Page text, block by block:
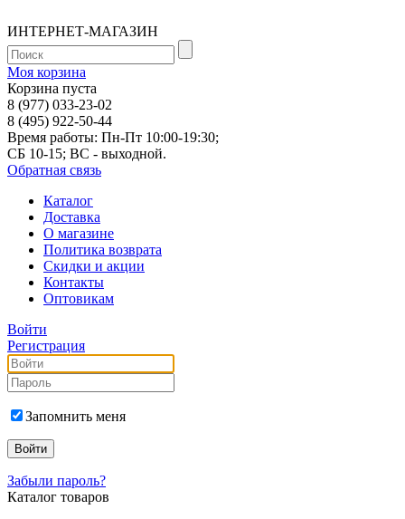
ИНТЕРНЕТ-МАГАЗИН
Моя корзина
Корзина пуста
8 (977) 033-23-02
8 (495) 922-50-44
Время работы: Пн-Пт 10:00-19:30;
СБ 10-15; ВС - выходной.
Обратная связь
Каталог
Доставка
О магазине
Политика возврата
Скидки и акции
Контакты
Оптовикам
Войти
Регистрация
Запомнить меня
Забыли пароль?
Каталог товаров